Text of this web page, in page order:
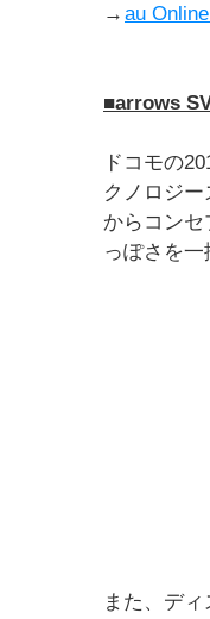
→ au
■arrows
ドコモの
クノロジ
からコン
っぽさを一
また、デ